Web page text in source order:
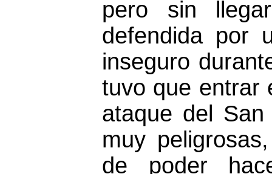
pero sin
defendida por
inseguro
tuvo que entrar
ataque del
muy
de poder